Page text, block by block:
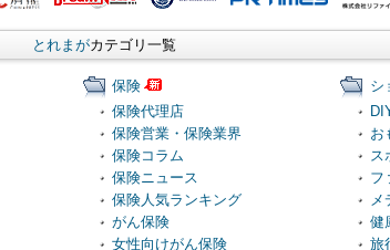
とれまがカテゴリ一覧
保険
保険代理店
保険営業・保険業界
保険コラム
保険ニュース
保険人気ランキング
がん保険
女性向けがん保険
シ
お
ス
フ
メ
健
旅